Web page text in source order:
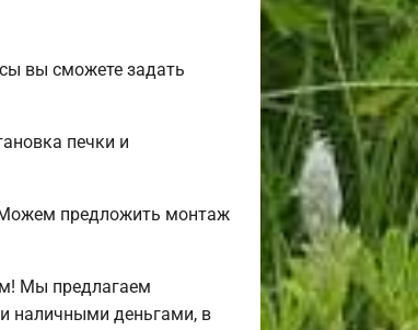
вы сможете задать
печки и
Можем предложить монтаж
Мы предлагаем
наличными деньгами, в